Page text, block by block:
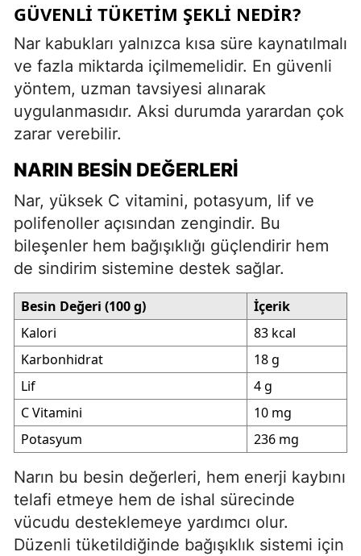
GÜVENLI TÜKETIM ŞEKLI NEDIR?
Nar kabukları yalnızca kısa süre kaynatılmalı
ve fazla miktarda içilmemelidir. En güvenli
yöntem, uzman tavsiyesi alınarak
uygulanmasıdır. Aksi durumda yarardan çok
zarar verebilir.
NARIN BESIN DEĞERLERI
Nar, yüksek C vitamini, potasyum, lif ve
polifenoller açısından zengindir. Bu
bileşenler hem bağışıklığı güçlendirir hem
de sindirim sistemine destek sağlar.
Besin Değeri (100 g)
İçerik
Kalori
83 kcal
Karbonhidrat
18 g
Lif
4 g
C Vitamini
10 mg
Potasyum
236 mg
Narın bu besin değerleri, hem enerji kaybını
telafi etmeye hem de ishal sürecinde
vücudu desteklemeye yardımcı olur.
Düzenli tüketildiğinde bağışıklık sistemi için